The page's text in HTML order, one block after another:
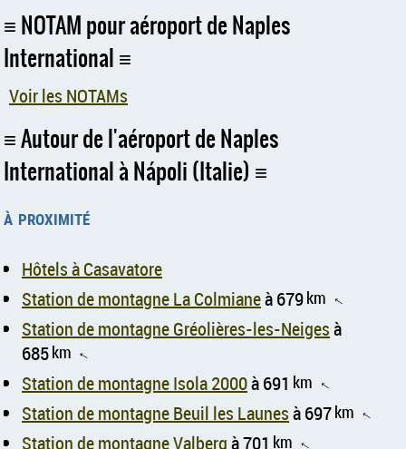
NOTAM pour aéroport de Naples
International
Voir les NOTAMs
Autour de l'aéroport de Naples
International à Nápoli (Italie)
à proximité
Hôtels à Casavatore
Station de montagne La Colmianeà 679km ↑
Station de montagne Gréolières-les-Neigesà
685km ↑
Station de montagne Isola 2000à 691 km ↑
Station de montagne Beuil les Launesà 697km ↑
Station de montagne Valbergà 701 km ↑